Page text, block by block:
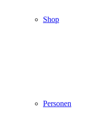
Shop
Personen